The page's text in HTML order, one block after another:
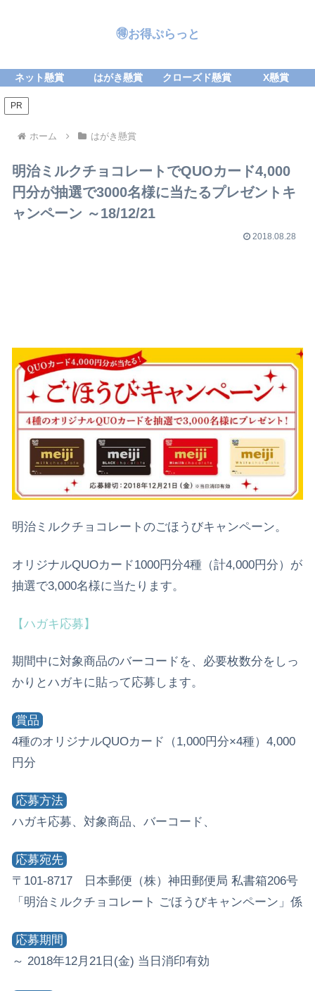
🉐お得ぷらっと
ネット懸賞 はがき懸賞 クローズド懸賞 X懸賞
PR
ホーム はがき懸賞
明治ミルクチョコレートでQUOカード4,000
円分が抽選で3000名様に当たるプレゼントキ
ャンペーン ～18/12/21
2018.08.28
明治ミルクチョコレートのごほうびキャンペーン。
オリジナルQUOカード1000円分4種（計4,000円分）が
抽選で3,000名様に当たります。
【ハガキ応募】
期間中に対象商品のバーコードを、必要枚数分をしっ
かりとハガキに貼って応募します。
賞品
4種のオリジナルQUOカード（1,000円分×4種）4,000
円分
応募方法
ハガキ応募、対象商品、バーコード、
応募宛先
〒101-8717 日本郵便（株）神田郵便局 私書箱206号
「明治ミルクチョコレート ごほうびキャンペーン」係
応募期間
～ 2018年12月21日(金) 当日消印有効